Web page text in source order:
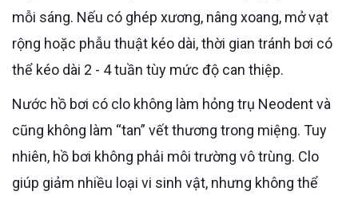
mỗi sáng. Nếu có ghép xương, nâng xoang, mở vạt
rộng hoặc phẫu thuật kéo dài, thời gian tránh bơi có
thể kéo dài 2 - 4 tuần tùy mức độ can thiệp.
Nước hồ bơi có clo không làm hỏng trụ Neodent và
cũng không làm “tan” vết thương trong miệng. Tuy
nhiên, hồ bơi không phải môi trường vô trùng. Clo
giúp giảm nhiều loại vi sinh vật, nhưng không thể